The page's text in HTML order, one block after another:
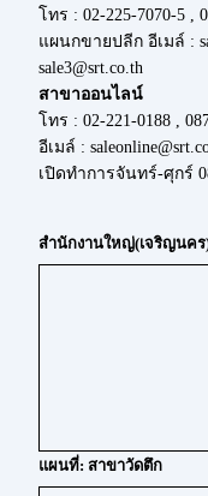
โทร : 02-225-7070-5 ,
แผนกขายปลีก อีเมล์ :
sale3@srt.co.th
สาขาออนไลน์
โทร : 02-221-0188 ,
อีเมล์ :
เปิดทำการจันทร์-ศุกร์
สำนักงานใหญ่(เจริญนคร
แผนที่: สาขาวัดตึก